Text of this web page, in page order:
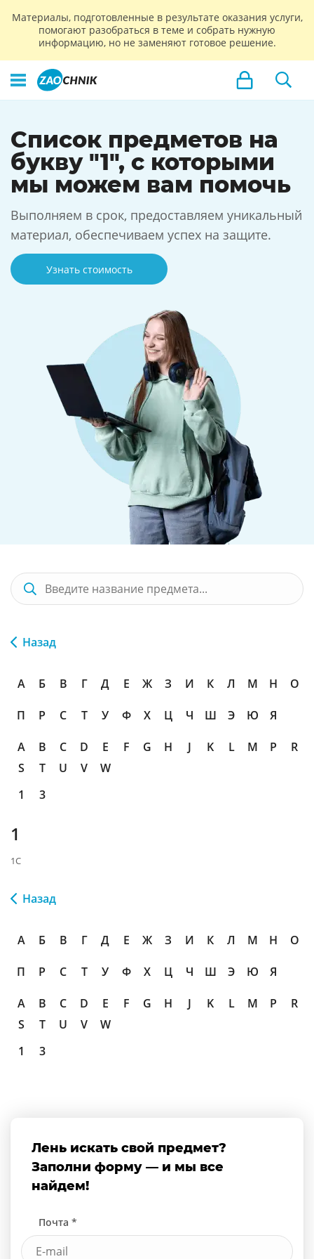
Материалы, подготовленные в результате оказания услуги,
помогают разобраться в теме и собрать нужную
информацию, но не заменяют готовое решение.
Cписок предметов на
букву "1", с которыми
мы можем вам помочь
Выполняем в срок, предоставляем уникальный
материал, обеспечиваем успех на защите.
Узнать стоимость
Назад
А Б В Г Д Е Ж З И К Л М Н О
П Р С Т У Ф Х Ц Ч Ш Э Ю Я
A B C D E F G H J K L M P
R
S
T U V
W
1
3
1
1C
Назад
А Б В Г Д Е Ж З И К Л М Н О
П Р С Т У Ф Х Ц Ч Ш Э Ю Я
A B C D E F G H J K L M P
R
S
T U V
W
1
3
Лень искать свой предмет?
Заполни форму — и мы все
найдем!
Почта *